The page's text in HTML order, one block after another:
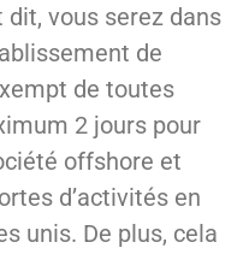
vous serez dans
de
de toutes
2 jours pour
offshore et
d’activités en
unis. De plus, cela